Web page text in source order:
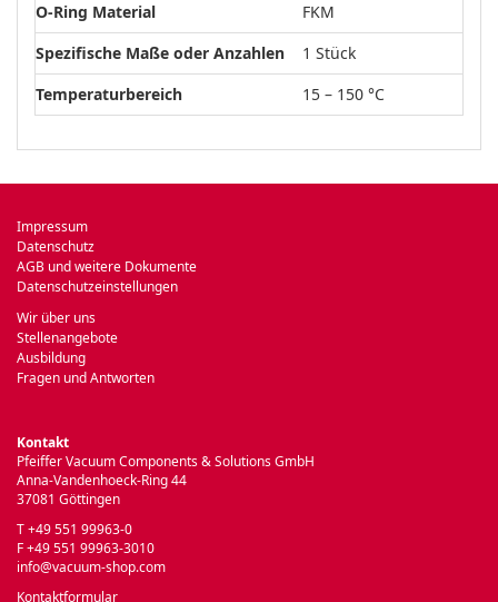
O-Ring Material
FKM
Spezifische Maße oder Anzahlen
1 Stück
Temperaturbereich
15 – 150 °C
Impressum
Datenschutz
AGB und weitere Dokumente
Datenschutzeinstellungen
Wir über uns
Stellenangebote
Ausbildung
Fragen und Antworten
Kontakt
Pfeiffer Vacuum Components & Solutions GmbH
Anna-Vandenhoeck-Ring 44
37081 Göttingen
T +49 551 99963-0
F +49 551 99963-3010
info@vacuum-shop.com
Kontaktformular